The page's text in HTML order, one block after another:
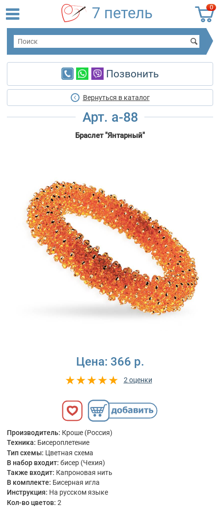
0
7 петель
Позвонить
Вернуться в каталог
Арт. a-88
Браслет "Янтарный"
Цена: 366 р.
2 оценки
Производитель: Кроше (Россия)
Техника: Бисероплетение
Тип схемы: Цветная схема
В набор входит: бисер (Чехия)
Также входит: Капроновая нить
В комплекте: Бисерная игла
Инструкция: На русском языке
Кол-во цветов: 2